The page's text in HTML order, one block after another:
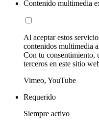
Contenido multimedia
Al aceptar estos
contenidos multimedia
Con tu consentimiento,
terceros en este sitio
Vimeo, YouTube
Requerido
Siempre activo